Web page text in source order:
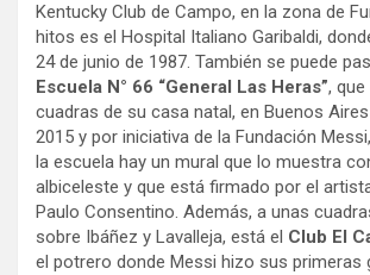
Kentucky Club de Campo, en la zona de
hitos es el Hospital Italiano Garibaldi,
24 de junio de 1987. También se puede
Escuela N° 66 “General Las Heras”,
cuadras de su casa natal, en Buenos Aires
2015 y por iniciativa de la Fundación
la escuela hay un mural que lo muestra
albiceleste y que está firmado por el
Paulo Consentino. Además, a unas
sobre Ibáñez y Lavalleja, está el Club El
el potrero donde Messi hizo sus primeras